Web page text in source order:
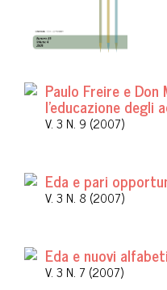
Paulo Freire e
l'educazione degli
V. 3 N. 9 (2007)
Eda e pari
V. 3 N. 8 (2007)
Eda e nuovi
V. 3 N. 7 (2007)